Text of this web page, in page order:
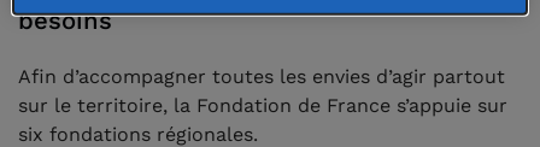
besoins
Afin d’accompagner toutes les envies d’agir partout
sur le territoire, la Fondation de France s’appuie sur
six fondations régionales.